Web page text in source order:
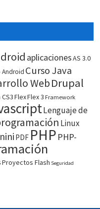
aplicacionesAS 3.0
Android Curso Java
WebDrupal
FlexFlex 3 Framework
Lenguaje de
Linux
PDF PHP PHP-
Proyectos Flash Seguridad